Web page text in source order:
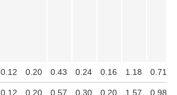
0.12 0.20 0.43 0.24 0.16 1.18 0.71
0.12 0.20 0.57 0.30 0.20 1.57 0.98